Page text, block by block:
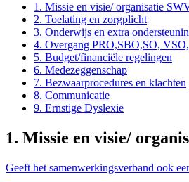
1. Missie en visie/ organisatie
2. Toelating en zorgplicht
3. Onderwijs en extra
4. Overgang PRO,SBO,SO,
5. Budget/financiële regelingen
6. Medezeggenschap
7. Bezwaarprocedures en klachten
8. Communicatie
9. Ernstige Dyslexie
1. Missie en visie/
Geeft het samenwerkingsverband ook